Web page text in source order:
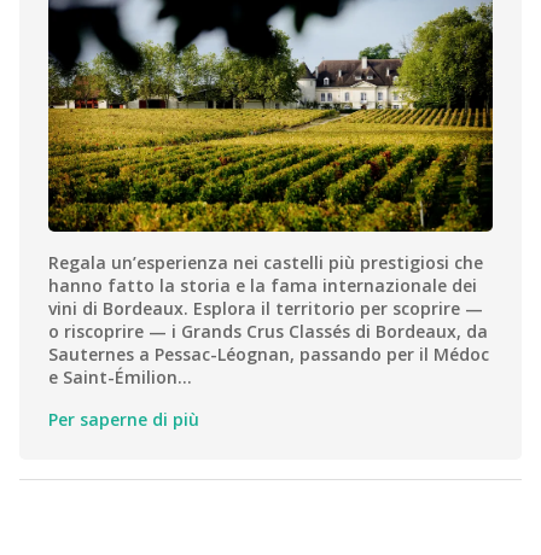
Regala un’esperienza nei castelli più prestigiosi che
hanno fatto la storia e la fama internazionale dei
vini di Bordeaux. Esplora il territorio per scoprire —
o riscoprire — i Grands Crus Classés di Bordeaux, da
Sauternes a Pessac-Léognan, passando per il Médoc
e Saint-Émilion…
Per saperne di più